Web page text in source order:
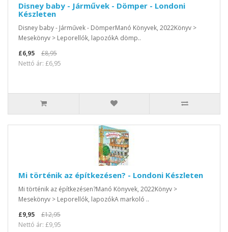
Disney baby - Járművek - Dömper - Londoni
Készleten
Disney baby - Járművek - DömperManó Könyvek, 2022Könyv >
Mesekönyv > Leporellók, lapozókA dömp..
£6,95
£8,95
Nettó ár: £6,95
Mi történik az építkezésen? - Londoni Készleten
Mi történik az építkezésen?Manó Könyvek, 2022Könyv >
Mesekönyv > Leporellók, lapozókA markoló ..
£9,95
£12,95
Nettó ár: £9,95